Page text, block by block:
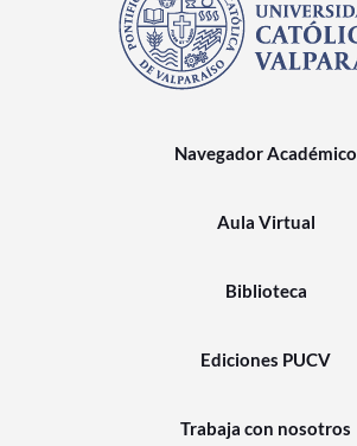
Navegador Académico
Aula Virtual
Biblioteca
Ediciones PUCV
Trabaja con nosotros